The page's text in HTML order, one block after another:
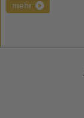
mehr